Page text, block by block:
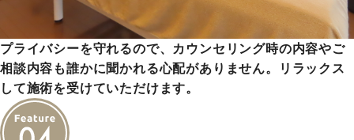
プライバシーを守れるので、カウンセリング時の内容やご
相談内容も誰かに聞かれる心配がありません。リラックス
して施術を受けていただけます。